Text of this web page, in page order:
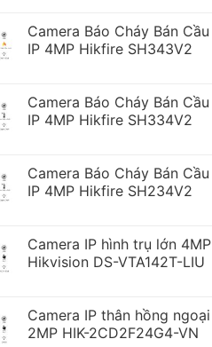
Camera Báo Cháy Bán Cầu
IP 4MP Hikfire SH343V2
Camera Báo Cháy Bán Cầu
IP 4MP Hikfire SH334V2
Camera Báo Cháy Bán Cầu
IP 4MP Hikfire SH234V2
Camera IP hình trụ lớn 4MP
Hikvision DS-VTA142T-LIU
Camera IP thân hồng ngoại
2MP HIK-2CD2F24G4-VN